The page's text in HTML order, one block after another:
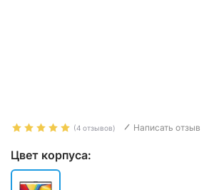
(4 отзывов) Написать отзыв
Цвет корпуса: